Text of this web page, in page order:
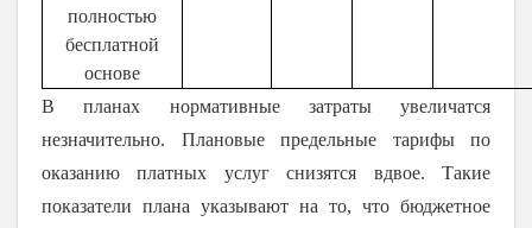
полностью
бесплатной
основе
В планах нормативные затраты увеличатся
незначительно. Плановые предельные тарифы по
оказанию платных услуг снизятся вдвое. Такие
показатели плана указывают на то, что бюджетное